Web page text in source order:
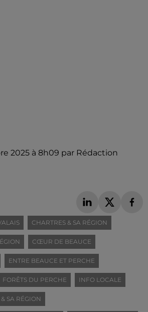
2025 à 8h09 par Rédaction
CHARTRES & SA RÉGION
CŒUR DE BEAUCE
ENTRE BEAUCE ET PERCHE
FORÊTS DU PERCHE INFO LOCALE
SA RÉGION